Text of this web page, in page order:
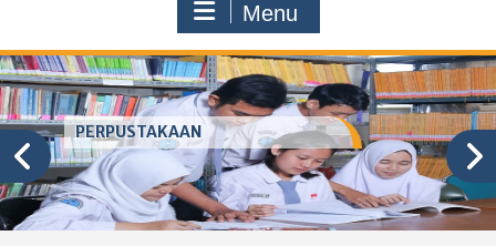
Menu
LABORATORIUM KOMPUTER